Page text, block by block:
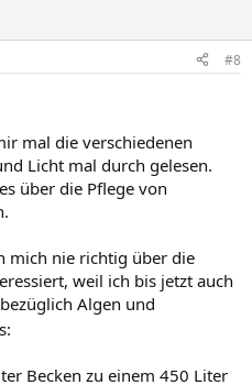
#8
mal die verschiedenen
Licht mal durch gelesen.
über die Pflege von
mich nie richtig über die
weil ich bis jetzt auch
Algen und
Becken zu einem 450 Liter